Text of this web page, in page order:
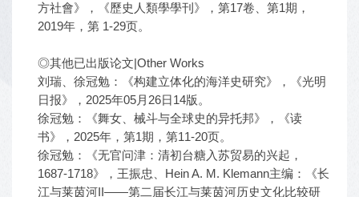
方社會》，《歷史人類學學刊》，第17卷、第1期，
2019年，第 1-29页。
◎其他已出版论文|Other Works
刘瑞、徐冠勉：《构建立体化的海洋史研究》，《光明
日报》，2025年05月26日14版。
徐冠勉：《舞女、械斗与全球史的异托邦》，《读
书》，2025年，第1期，第11-20页。
徐冠勉：《无官问津：清初台糖入苏贸易的兴起，
1687-1718》，王振忠、Hein A. M. Klemann主编：《长
江与莱茵河II——第二届长江与莱茵河历史文化比较研